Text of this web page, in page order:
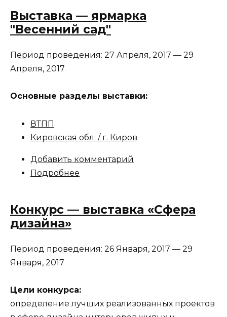
Выставка — ярмарка
"Весенний сад"
Период проведения: 27 Апреля, 2017 — 29
Апреля, 2017
Основные разделы выставки:
ВТПП
Кировская обл. / г. Киров
Добавить комментарий
Подробнее
Конкурс — выставка «Сфера
дизайна»
Период проведения: 26 Января, 2017 — 29
Января, 2017
Цели конкурса:
определение лучших реализованных проектов